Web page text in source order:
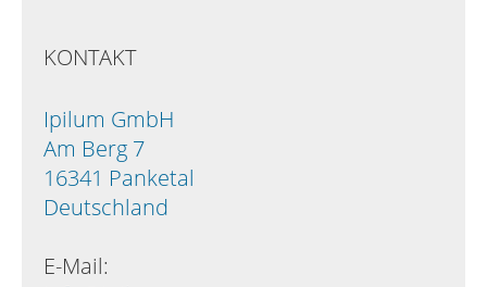
KONTAKT
Ipilum GmbH
Am Berg 7
16341 Panketal
Deutschland
E-Mail: